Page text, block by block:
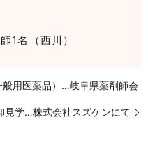
1名（西川）
般用医薬品）…岐阜県薬剤師会
見学…株式会社スズケンにて